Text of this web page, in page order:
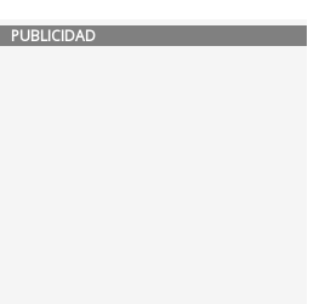
PUBLICIDAD